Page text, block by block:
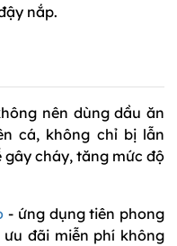
nắp.
nên dùng dầu ăn
cá, không chỉ bị lẫn
gây cháy, tăng mức độ
- ứng dụng tiên phong
đãi miễn phí không